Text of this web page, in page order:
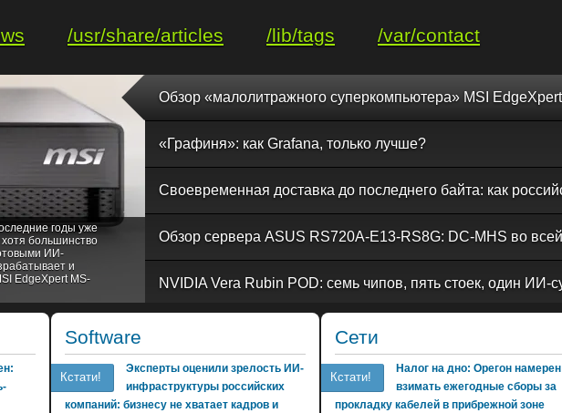
/usr/share/articles /lib/tags /var/contact
годы уже
большинство
ИИ-
и
EdgeXpert MS-
«Графиня»: как Grafana, только лучше?
Software
Кстати!
Эксперты оценили зрелость ИИ-
инфраструктуры российских
компаний: бизнесу не хватает кадров и
Сети
Кстати!
Налог на дно: Орегон намерен
взимать ежегодные сборы за
прокладку кабелей в прибрежной зоне